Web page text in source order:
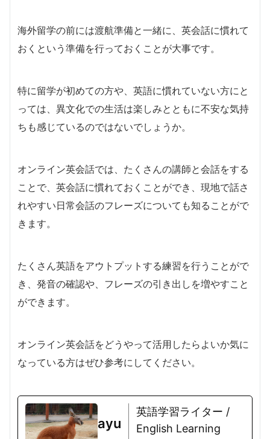
海外留学の前には渡航準備と一緒に、英会話に慣れて
おくという準備を行っておくことが大事です。
特に留学が初めての方や、英語に慣れていない方にと
っては、異文化での生活は楽しみとともに不安な気持
ちも感じているのではないでしょうか。
オンライン英会話では、たくさんの講師と会話をする
ことで、英会話に慣れておくことができ、現地で話さ
れやすい日常会話のフレーズについても知ることがで
きます。
たくさん英語をアウトプットする練習を行うことがで
き、発音の確認や、フレーズの引き出しを増やすこと
ができます。
オンライン英会話をどうやって活用したらよいか気に
なっている方はぜひ参考にしてください。
ayu
英語学習ライター /
English Learning